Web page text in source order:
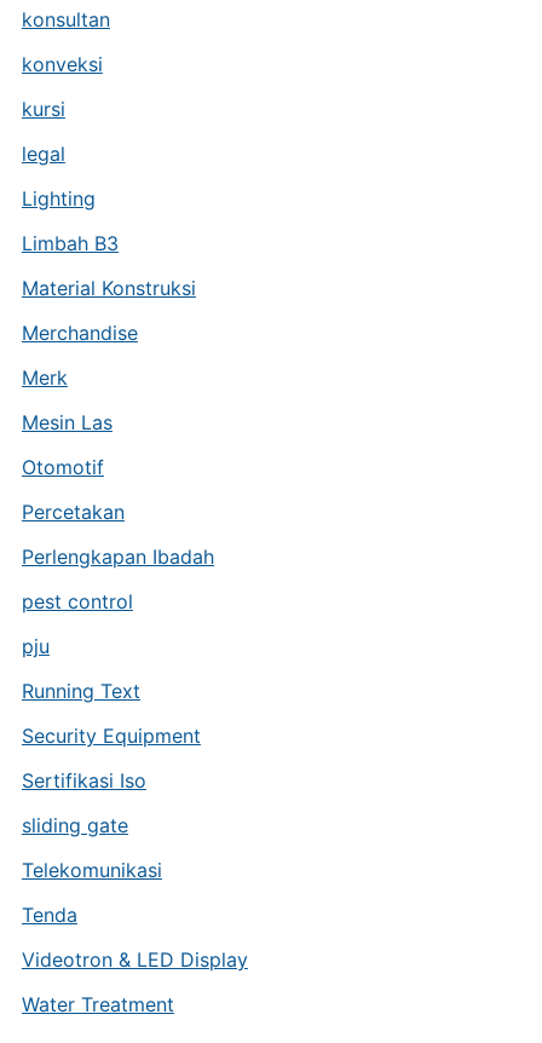
konsultan
konveksi
kursi
legal
Lighting
Limbah B3
Material Konstruksi
Merchandise
Merk
Mesin Las
Otomotif
Percetakan
Perlengkapan Ibadah
pest control
pju
Running Text
Security Equipment
Sertifikasi Iso
sliding gate
Telekomunikasi
Tenda
Videotron & LED Display
Water Treatment